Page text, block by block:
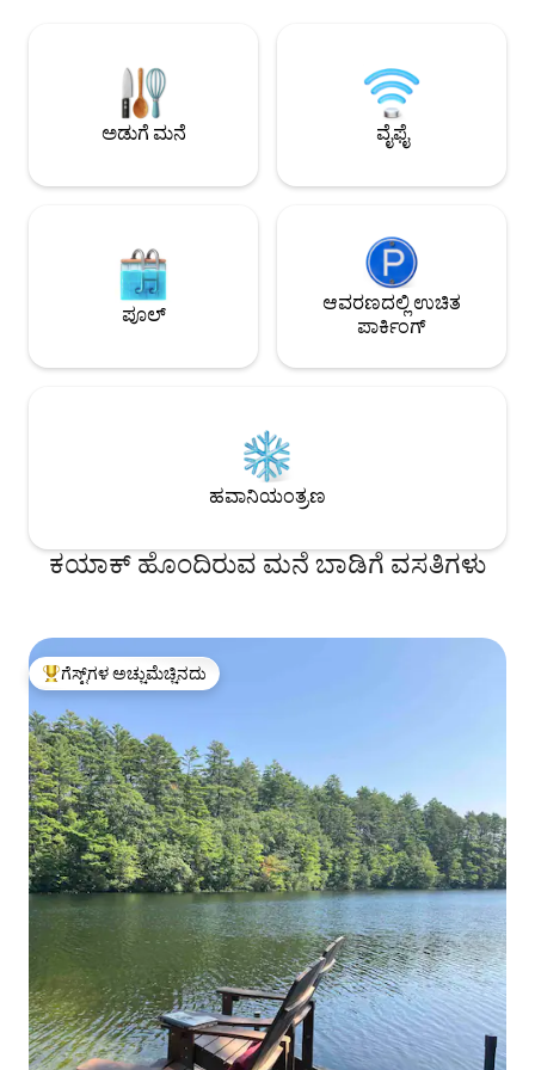
(ವಾರದ ದಿನ ಮಾತ್ರ) ನಿರ್ಮಾಣದ ಶಬ್ದವಿರಬಹುದು.
ಕೆಲಸವು ಸರಿಸುಮಾರು ಬೆಳಿಗ್ಗೆ 8ರಿಂದ ಸಂಜೆ
4/5ರವರೆಗೆ ಇರುತ್ತದೆ ಮತ್ತು ಪ್ರತಿದಿನವೂ ಇರುವುದಿಲ್ಲ.
ಮನೆಯಿಂದ ಅದನ್ನು ನೋಡಲು ಸಾಧ್ಯವಿಲ್ಲ.
ಬಿಸಿ ಮಾಡಿದ
ಸ್ನಾನಗೃಹ, ದೊಡ್ಡ
ಸುಂದರವಾದ ಕಿಟಕಿ.
ಪರಿಪೂರ್ಣ
ಅಡುಗೆ ಮನೆ ವೈಫೈ
ಪೂಲ್
ಆವರಣದಲ್ಲಿ ಉಚಿತ
ಪಾರ್ಕಿಂಗ್
ಹವಾನಿಯಂತ್ರಣ
ಕಯಾಕ್ ಹೊಂದಿರುವ ಮನೆ ಬಾಡಿಗೆ ವಸತಿಗಳು
ಗೆಸ್ಟ್‌ಗಳಿಗೆ ಅತಿ ಹೆಚ್ಚು ಅಚ್ಚುಮೆಚ್ಚಿನದು
ಗೆಸ್ಟ್‌ಗಳ ಅಚ್ಚುಮೆಚ್ಚಿನದು